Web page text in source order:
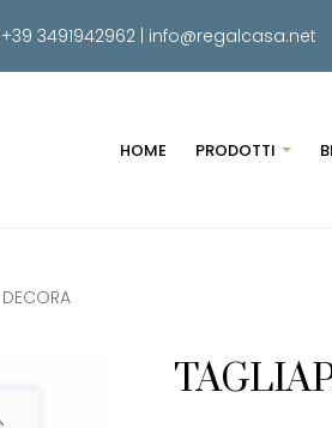
3491942962| info@regalcasa.net
HOME PRODOTTI